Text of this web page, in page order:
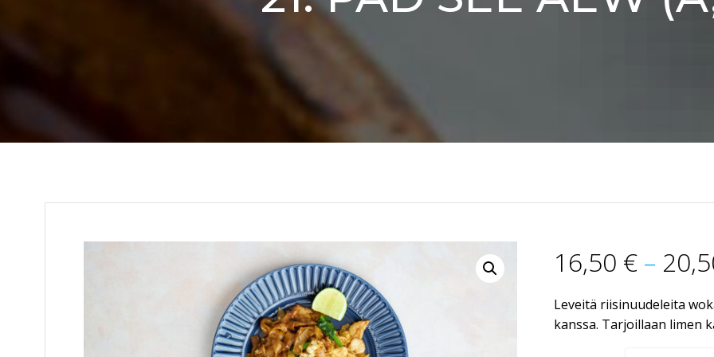
16,50 € –
Leveitä riisinuudeleita
kanssa. Tarjoillaan limen